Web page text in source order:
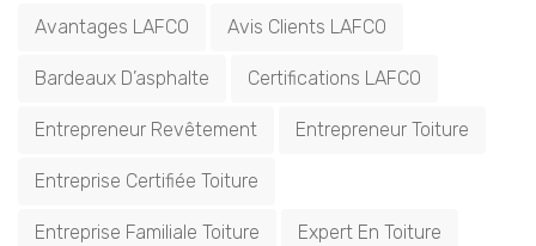
Avantages LAFCO Avis Clients LAFCO
Bardeaux D’asphalte Certifications LAFCO
Entrepreneur Revêtement Entrepreneur Toiture
Entreprise Certifiée Toiture
Entreprise Familiale Toiture Expert En Toiture